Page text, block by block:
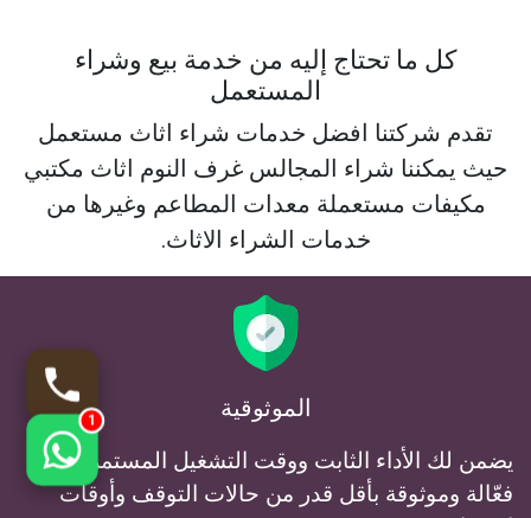
كل ما تحتاج إليه من خدمة بيع وشراء
المستعمل
تقدم شركتنا افضل خدمات شراء اثاث مستعمل
حيث يمكننا شراء المجالس غرف النوم اثاث مكتبي
مكيفات مستعملة معدات المطاعم وغيرها من
خدمات الشراء الاثاث.
الموثوقية
يضمن لك الأداء الثابت ووقت التشغيل المستمر خدمة
فعّالة وموثوقة بأقل قدر من حالات التوقف وأوقات
1